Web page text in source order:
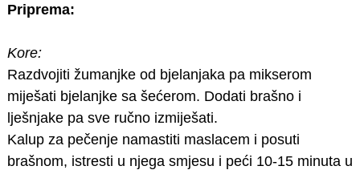
Priprema:
Kore:
Razdvojiti žumanjke od bjelanjaka pa mikserom
miješati bjelanjke sa šećerom. Dodati brašno i
lješnjake pa sve ručno izmiješati.
Kalup za pečenje namastiti maslacem i posuti
brašnom, istresti u njega smjesu i peći 10-15 minuta u